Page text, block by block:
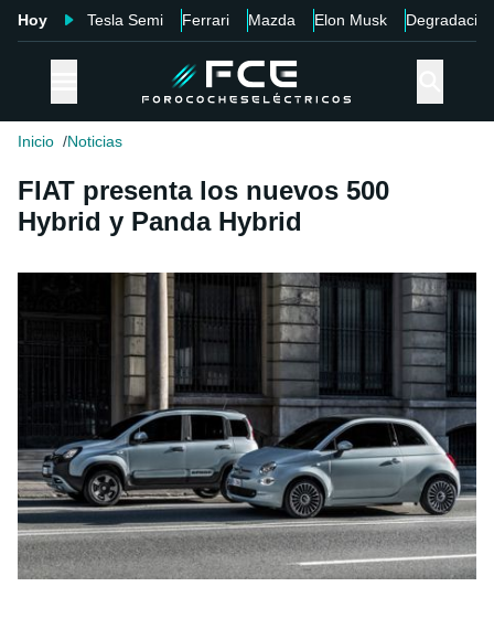
Hoy Tesla Semi Ferrari Mazda Elon Musk Degradación
Inicio Noticias
FIAT presenta los nuevos 500
Hybrid y Panda Hybrid